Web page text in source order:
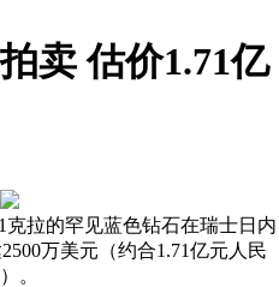
卖 估价1.71亿
克拉的罕见蓝色钻石在瑞士日内
万美元（约合1.71亿元人民
。